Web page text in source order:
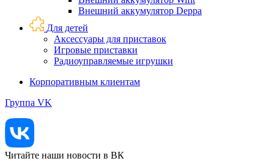
Внешний аккумулятор Deppa
Для детей
Аксессуары для приставок
Игровые приставки
Радиоуправляемые игрушки
Корпоративным клиентам
Группа VK
Читайте наши новости в ВК